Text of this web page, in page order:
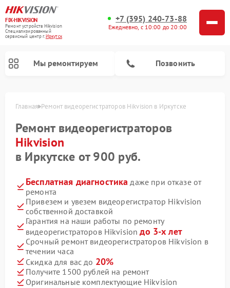
FIX-HIKVISION
Ремонт устройств Hikvision
Специализированный
cервисный центр г.Иркутск
+7 (395) 240-73-88
Ежедневно, с 10:00 до 20:00
Мы ремонтируем Позвонить
Главная Ремонт видеорегистраторов Hikvision в Иркутске
Ремонт видеорегистраторов
Hikvision
в Иркутске от 900 руб.
Бесплатная диагностика даже при отказе от
ремонта
Привезем и увезем видеорегистратор Hikvision
собственной доставкой
Гарантия на наши работы по ремонту
видеорегистраторов Hikvisionдо 3-х лет
Срочный ремонт видеорегистраторов Hikvision в
течении часа
Скидка для вас до 20%
Получите 1500 рублей на ремонт
Оригинальные комплектующие Hikvision